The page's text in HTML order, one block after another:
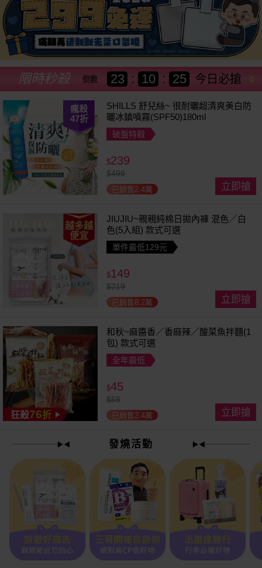
今日必搶
限時秒殺 倒數 23 : 10 : 23
瘋殺
47折
SHILLS 舒兒絲~ 很耐曬超清爽美白防
曬冰鎮噴霧(SPF50)180ml
破盤特殺
$239
$499
已銷售2.4萬 立即搶
越多越
便宜
JIUJIU~親親純棉日拋內褲 混色／白
色(5入組) 款式可選
單件最低129元
$149
$219
已銷售8.2萬 立即搶
狂殺76折
和秋~麻醬香／香麻辣／酸菜魚拌麵(1
包) 款式可選
全年最低
$45
$59
已銷售2.4萬 立即搶
發燒活動